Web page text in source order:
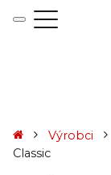
Výrobci
Classic